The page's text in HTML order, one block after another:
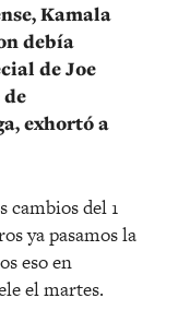
Kamala
debía
de Joe
exhortó a
cambios del 1
ya pasamos la
eso en
el martes.